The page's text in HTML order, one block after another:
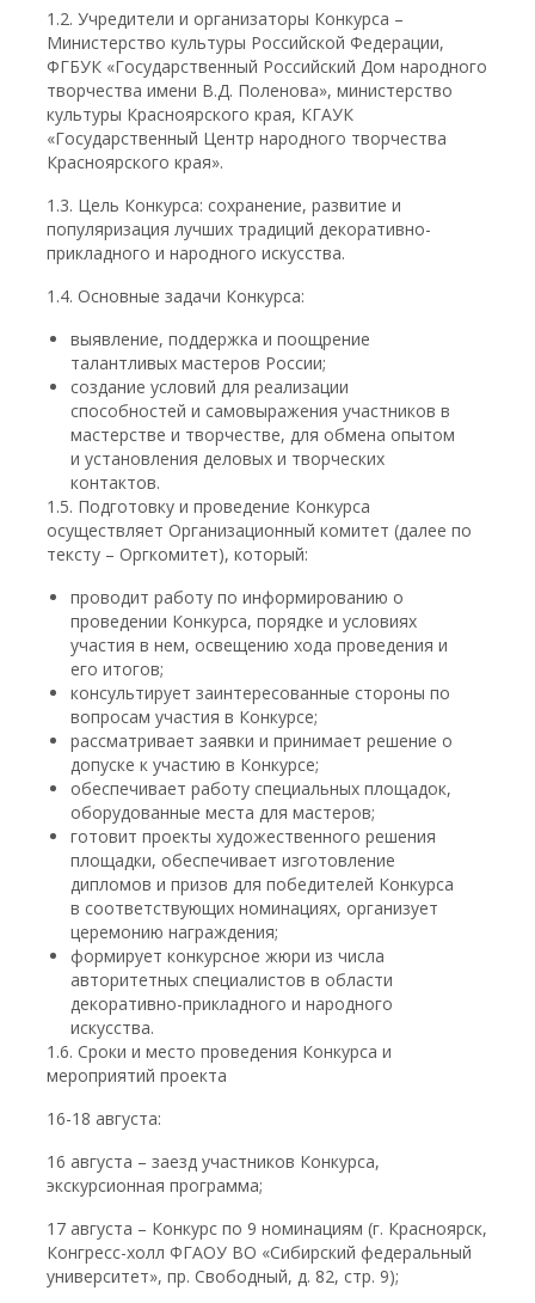
1.2. Учредители и организаторы Конкурса –
Министерство культуры Российской Федерации,
ФГБУК «Государственный Российский Дом народного
творчества имени В.Д. Поленова», министерство
культуры Красноярского края, КГАУК
«Государственный Центр народного творчества
Красноярского края».
1.3. Цель Конкурса: сохранение, развитие и
популяризация лучших традиций декоративно-
прикладного и народного искусства.
1.4. Основные задачи Конкурса:
выявление, поддержка и поощрение
талантливых мастеров России;
создание условий для реализации
способностей и самовыражения участников в
мастерстве и творчестве, для обмена опытом
и установления деловых и творческих
контактов.
1.5. Подготовку и проведение Конкурса
осуществляет Организационный комитет (далее по
тексту – Оргкомитет), который:
проводит работу по информированию о
проведении Конкурса, порядке и условиях
участия в нем, освещению хода проведения и
его итогов;
консультирует заинтересованные стороны по
вопросам участия в Конкурсе;
рассматривает заявки и принимает решение о
допуске к участию в Конкурсе;
обеспечивает работу специальных площадок,
оборудованные места для мастеров;
готовит проекты художественного решения
площадки, обеспечивает изготовление
дипломов и призов для победителей Конкурса
в соответствующих номинациях, организует
церемонию награждения;
формирует конкурсное жюри из числа
авторитетных специалистов в области
декоративно-прикладного и народного
искусства.
1.6. Сроки и место проведения Конкурса и
мероприятий проекта
16-18 августа:
16 августа – заезд участников Конкурса,
экскурсионная программа;
17 августа – Конкурс по 9 номинациям (г. Красноярск,
Конгресс-холл ФГАОУ ВО «Сибирский федеральный
университет», пр. Свободный, д. 82, стр. 9);